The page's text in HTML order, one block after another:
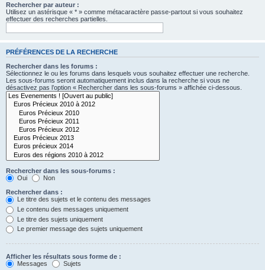
Rechercher par auteur :
Utilisez un astérisque « * » comme métacaractère passe-partout si vous souhaitez
effectuer des recherches partielles.
PRÉFÉRENCES DE LA RECHERCHE
Rechercher dans les forums :
Sélectionnez le ou les forums dans lesquels vous souhaitez effectuer une recherche.
Les sous-forums seront automatiquement inclus dans la recherche si vous ne
désactivez pas l’option « Rechercher dans les sous-forums » affichée ci-dessous.
Rechercher dans les sous-forums :
Oui
Non
Rechercher dans :
Le titre des sujets et le contenu des messages
Le contenu des messages uniquement
Le titre des sujets uniquement
Le premier message des sujets uniquement
Afficher les résultats sous forme de :
Messages
Sujets